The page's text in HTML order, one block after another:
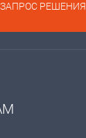
ЗАПРОС РЕШЕНИЯ